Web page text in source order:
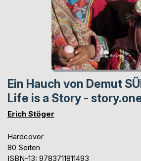
Ein Hauch von Demut
Life is a Story -
Erich Stöger
Hardcover
80 Seiten
ISBN-13: 9783711811493